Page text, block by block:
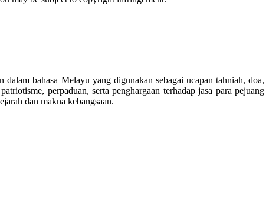
dalam bahasa Melayu yang digunakan sebagai ucapan tahniah, doa,
perpaduan, serta penghargaan terhadap jasa para pejuang
dan makna kebangsaan.